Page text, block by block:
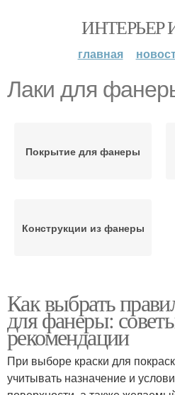
ИНТЕРЬЕР
главная
Лаки для
Покрытие для фанеры
Конструкции из фанеры
Как выбрать
для фанеры:
рекомендации
При выборе краски для
учитывать назначение и